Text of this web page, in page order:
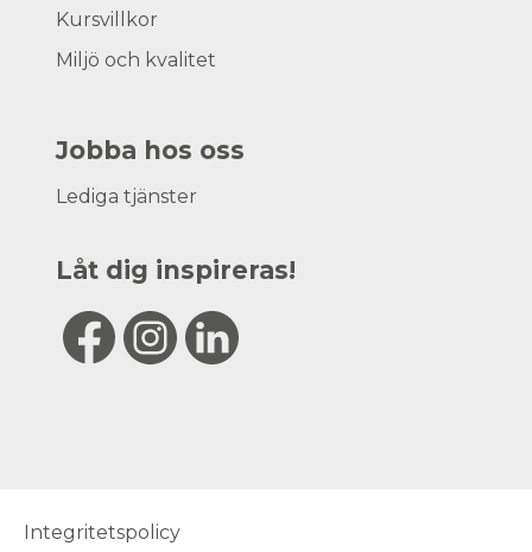
Kursvillkor
Miljö och kvalitet
Jobba hos oss
Lediga tjänster
Låt dig inspireras!
Integritetspolicy